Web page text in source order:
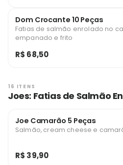
Dom Crocante 10 Peças
Fatias de salmão enrolado no
empanado e frito
R$ 68,50
16 ITENS
Joes: Fatias de Salmão
Joe Camarão 5 Peças
Salmão, cream cheese e
R$ 39,90